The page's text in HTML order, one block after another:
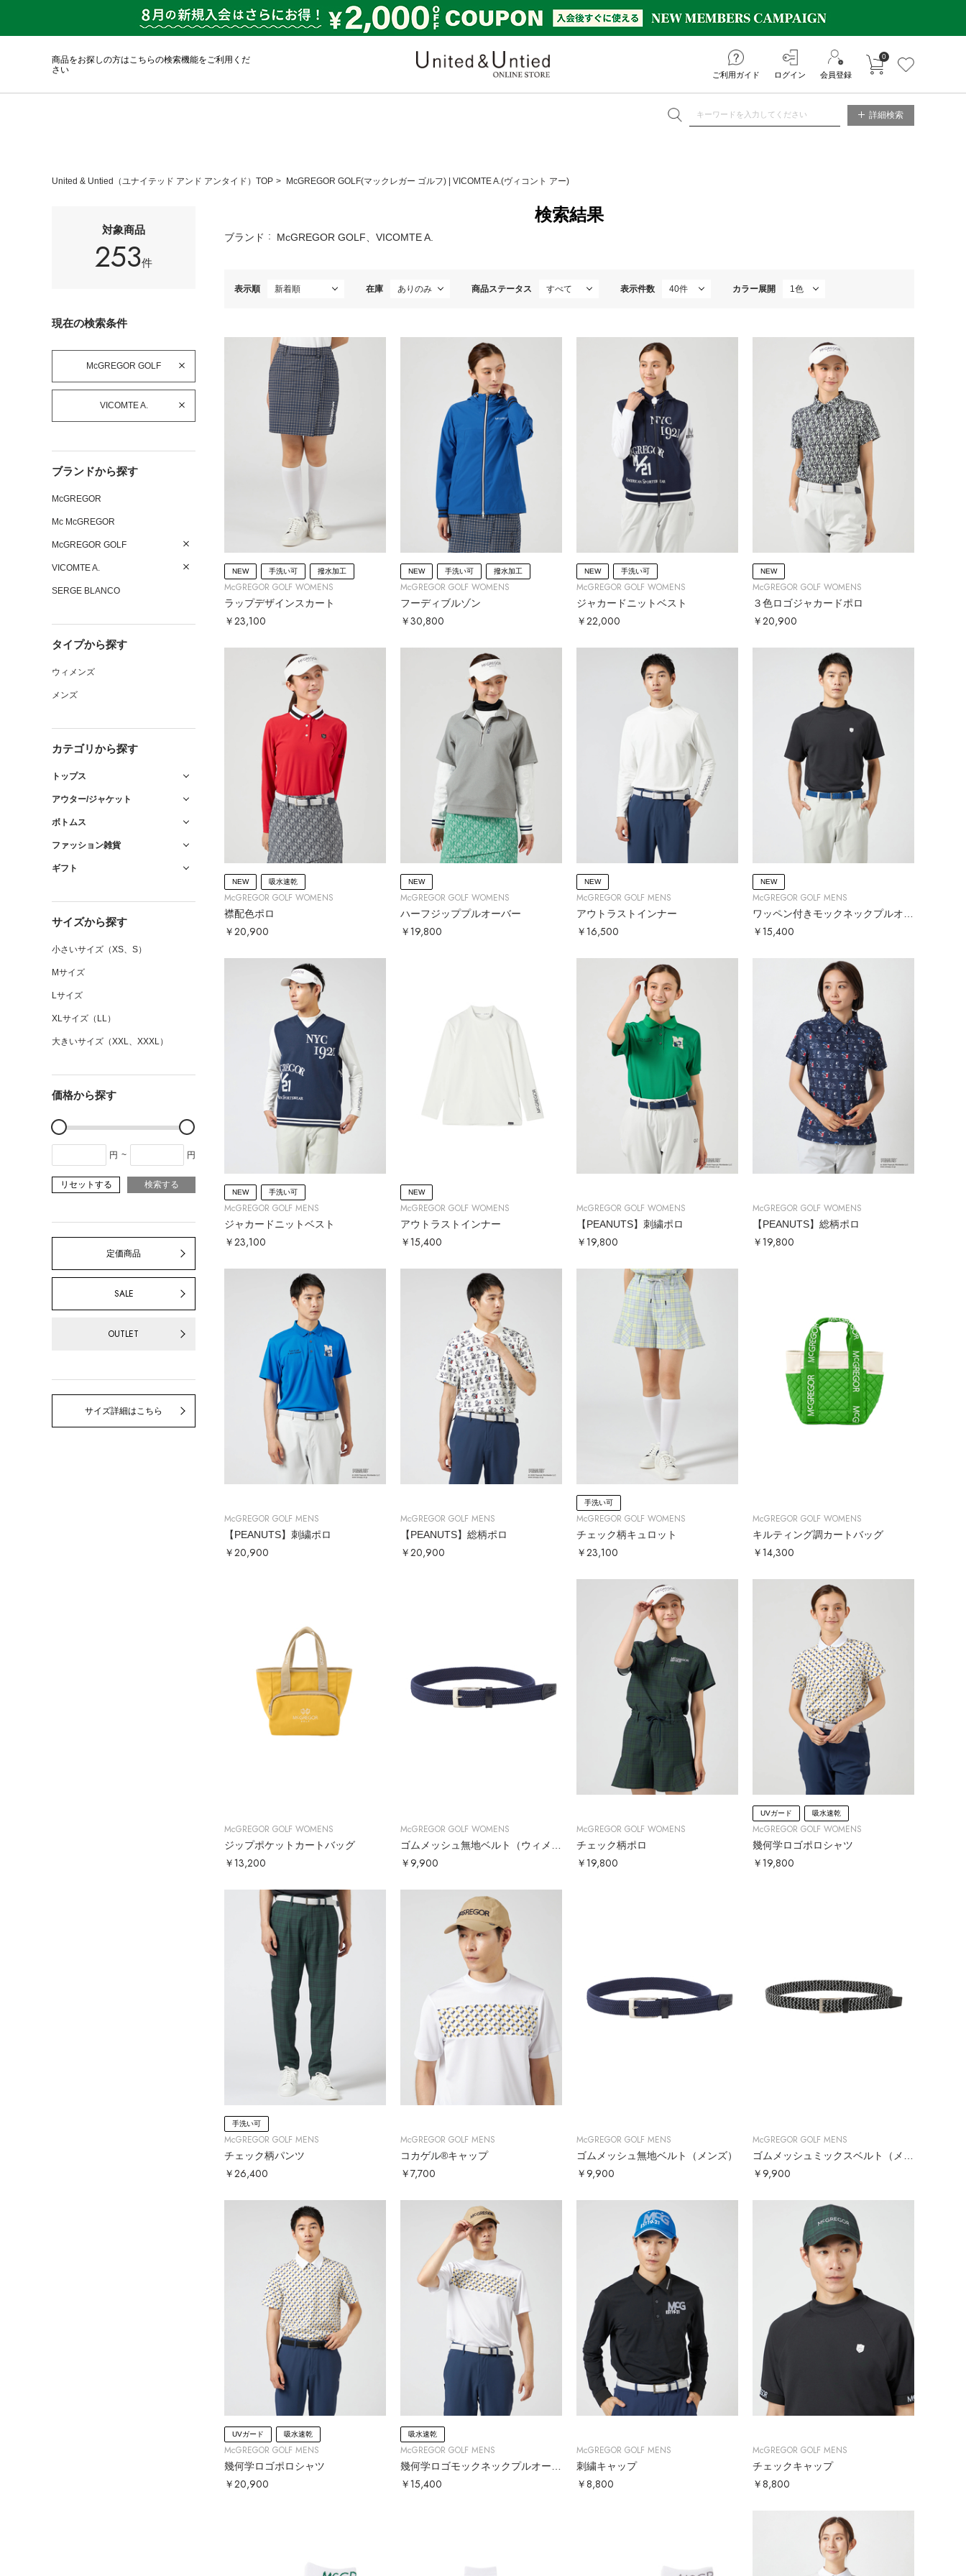
商品をお探しの方はこちらの検索機能をご利用くだ
さい
ご利用ガイド ログイン 会員登録
カートに入れる
0
詳細検索
United & Untied（ユナイテッド アンド アンタイド）TOP McGREGOR GOLF(マックレガー ゴルフ) VICOMTE A.(ヴィコント アー)
対象商品
253件
現在の検索条件
McGREGOR GOLF
VICOMTE A.
ブランドから探す
McGREGOR
Mc McGREGOR
McGREGOR GOLF
VICOMTE A.
SERGE BLANCO
タイプから探す
ウィメンズ
メンズ
カテゴリから探す
トップス
アウター/ジャケット
ボトムス
ファッション雑貨
ギフト
サイズから探す
小さいサイズ（XS、S）
Mサイズ
Lサイズ
XLサイズ（LL）
大きいサイズ（XXL、XXXL）
価格から探す
円 ~ 円
リセットする 検索する
定価商品
SALE
OUTLET
サイズ詳細はこちら
検索結果
ブランド McGREGOR GOLF、VICOMTE A.
表示順 在庫 商品ステータス 表示件数 カラー展開
NEW 手洗い可 撥水加工
McGREGOR GOLF WOMENS
ラップデザインスカート
￥23,100
NEW 手洗い可 撥水加工
McGREGOR GOLF WOMENS
フーディブルゾン
￥30,800
NEW 手洗い可
McGREGOR GOLF WOMENS
ジャカードニットベスト
￥22,000
NEW
McGREGOR GOLF WOMENS
３色ロゴジャカードポロ
￥20,900
NEW 吸水速乾
McGREGOR GOLF WOMENS
襟配色ポロ
￥20,900
NEW
McGREGOR GOLF WOMENS
ハーフジッププルオーバー
￥19,800
NEW
McGREGOR GOLF MENS
アウトラストインナー
￥16,500
NEW
McGREGOR GOLF MENS
￥15,400
NEW 手洗い可
McGREGOR GOLF MENS
ジャカードニットベスト
￥23,100
NEW
McGREGOR GOLF WOMENS
アウトラストインナー
￥15,400
McGREGOR GOLF WOMENS
【PEANUTS】刺繍ポロ
￥19,800
McGREGOR GOLF WOMENS
【PEANUTS】総柄ポロ
￥19,800
McGREGOR GOLF MENS
【PEANUTS】刺繍ポロ
￥20,900
McGREGOR GOLF MENS
【PEANUTS】総柄ポロ
￥20,900
手洗い可
McGREGOR GOLF WOMENS
チェック柄キュロット
￥23,100
McGREGOR GOLF WOMENS
キルティング調カートバッグ
￥14,300
McGREGOR GOLF WOMENS
ジップポケットカートバッグ
￥13,200
McGREGOR GOLF WOMENS
￥9,900
McGREGOR GOLF WOMENS
チェック柄ポロ
￥19,800
UVガード 吸水速乾
McGREGOR GOLF WOMENS
幾何学ロゴポロシャツ
￥19,800
手洗い可
McGREGOR GOLF MENS
チェック柄パンツ
￥26,400
McGREGOR GOLF MENS
コカゲル®キャップ
￥7,700
McGREGOR GOLF MENS
ゴムメッシュ無地ベルト（メンズ）
￥9,900
McGREGOR GOLF MENS
￥9,900
UVガード 吸水速乾
McGREGOR GOLF MENS
幾何学ロゴポロシャツ
￥20,900
吸水速乾
McGREGOR GOLF MENS
￥15,400
McGREGOR GOLF MENS
刺繍キャップ
￥8,800
McGREGOR GOLF MENS
チェックキャップ
￥8,800